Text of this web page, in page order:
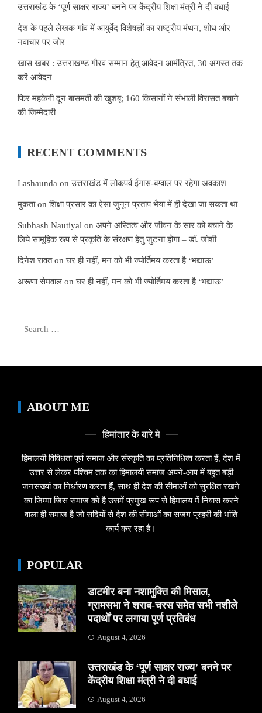
उत्तराखंड के ‘पूर्ण साक्षर राज्य’ बनने पर केंद्रीय शिक्षा मंत्री ने दी बधाई
देश के पहले लेखक गांव में आयुर्वेद विशेषज्ञों का राष्ट्रीय मंथन, शोध और
नवाचार पर जोर
खास खबर : उत्तराखण्ड गौरव सम्मान हेतु आवेदन आमंत्रित, 30 अगस्त तक
करें आवेदन
फिर महकेगी दून बासमती की खुशबू: 160 किसानों ने संभाली विरासत बचाने
की जिम्मेदारी
RECENT COMMENTS
Lashaunda onउत्तराखंड में लोकपर्व ईगास-बग्वाल पर रहेगा अवकाश
मुकताonशिक्षा प्रसार का ऐसा जुनून प्रताप भैया में ही देखा जा सकता था
Subhash Nautiyal on अपने अस्तित्व और जीवन के सार को बचाने के
लिये सामूहिक रूप से प्रकृति के संरक्षण हेतु जुटना होगा – डॉ. जोशी
दिनेश रावतonघर ही नहीं, मन को भी ज्योर्तिमय करता है ‘भद्याऊ’
अरूणा सेमवाल onघर ही नहीं, मन को भी ज्योर्तिमय करता है ‘भद्याऊ’
ABOUT ME
हिमांतार के बारे मे
हिमालयी विविधता पूर्ण समाज और संस्कृति का प्रतिनिधित्व करता हैं, देश में
उत्तर से लेकर पश्चिम तक का हिमालयी समाज अपने-आप में बहुत बड़ी
जनसख्यां का निर्धारण करता हैं, साथ ही देश की सीमाओं को सुरक्षित रखने
का जिम्मा जिस समाज को है उसमें प्रमुख रूप से हिमालय में निवास करने
वाला ही समाज है जो सदियों से देश की सीमाओं का सजग प्रहरी की भांति
कार्य कर रहा हैं।
POPULAR
डाटमीर बना नशामुक्ति की मिसाल,
ग्रामसभा ने शराब-चरस समेत सभी नशीले
पदार्थों पर लगाया पूर्ण प्रतिबंध
August 4, 2026
उत्तराखंड के ‘पूर्ण साक्षर राज्य’ बनने पर
केंद्रीय शिक्षा मंत्री ने दी बधाई
August 4, 2026